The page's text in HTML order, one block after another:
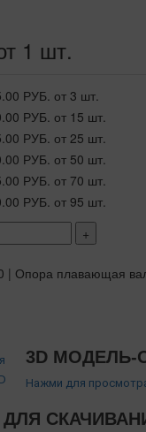
1 шт.
РУБ. от 3 шт.
РУБ. от 15 шт.
РУБ. от 25 шт.
РУБ. от 50 шт.
РУБ. от 70 шт.
РУБ. от 95 шт.
+
3D МОДЕЛЬ-
Нажми для